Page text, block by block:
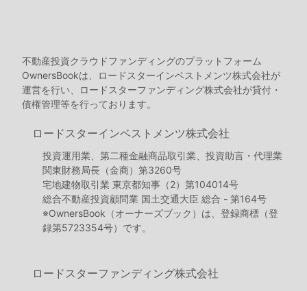
不動産投資クラウドファンディングのプラットフォーム
OwnersBookは、ロードスターインベストメンツ株式会社が
運営を行い、ロードスターファンディング株式会社が貸付・
債権管理等を行っております。
ロードスターインベストメンツ株式会社
投資運用業、第二種金融商品取引業、投資助言・代理業
関東財務局長（金商）第3260号
宅地建物取引業 東京都知事（2）第104014号
総合不動産投資顧問業 国土交通大臣 総合 - 第164号
※OwnersBook（オーナーズブック）は、登録商標（登
録第5723354号）です。
ロードスターファンディング株式会社